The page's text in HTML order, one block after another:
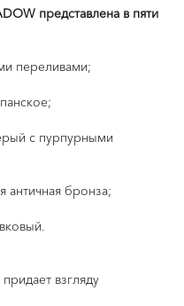
представлена в пяти
переливами;
с пурпурными
античная бронза;
взгляду